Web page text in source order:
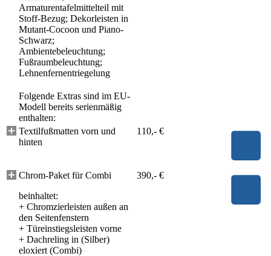
Armaturentafelmittelteil mit
Stoff-Bezug; Dekorleisten in
Mutant-Cocoon und Piano-
Schwarz;
Ambientebeleuchtung;
Fußraumbeleuchtung;
Lehnenfernentriegelung
Folgende Extras sind im EU-
Modell bereits serienmäßig
enthalten:
Textilfußmatten vorn und
hinten
110,- €
Chrom-Paket für Combi
beinhaltet:
+ Chromzierleisten außen an
den Seitenfenstern
+ Türeinstiegsleisten vorne
+ Dachreling in (Silber)
eloxiert (Combi)
390,- €